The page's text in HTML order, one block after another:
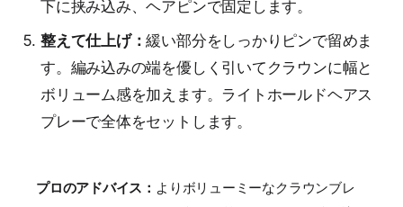
下に挟み込み、ヘアピンで固定します。
整えて仕上げ：緩い部分をしっかりピンで留めま
す。編み込みの端を優しく引いてクラウンに幅と
ボリューム感を加えます。ライトホールドヘアス
プレーで全体をセットします。
プロのアドバイス： よりボリューミーなクラウンブレ